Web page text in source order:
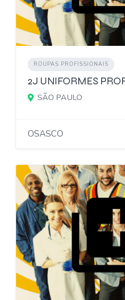
ROUPAS PROFISSIONAIS
2J UNIFORMES
SÃO PAULO
OSASCO